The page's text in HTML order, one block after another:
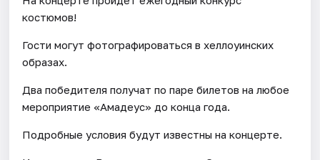
костюмов!
Гости могут фотографироваться в хеллоуинских
образах.
Два победителя получат по паре билетов на любое
мероприятие «Амадеус» до конца года.
Подробные условия будут известны на концерте.